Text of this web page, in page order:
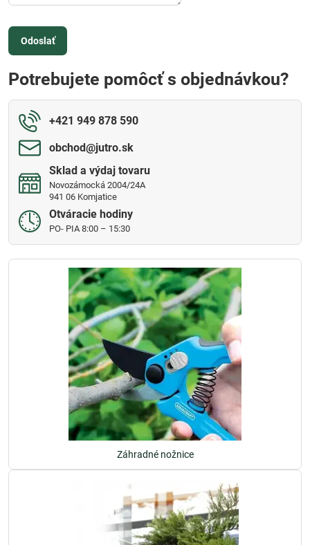
Odoslať
Potrebujete pomôcť s objednávkou?
+421 949 878 590
obchod​@jutro​.sk
Sklad a výdaj tovaru
Novozámocká 2004/24A
941 06 Komjatice
Otváracie hodiny
PO- PIA 8:00 – 15:30
Záhradné nožnice